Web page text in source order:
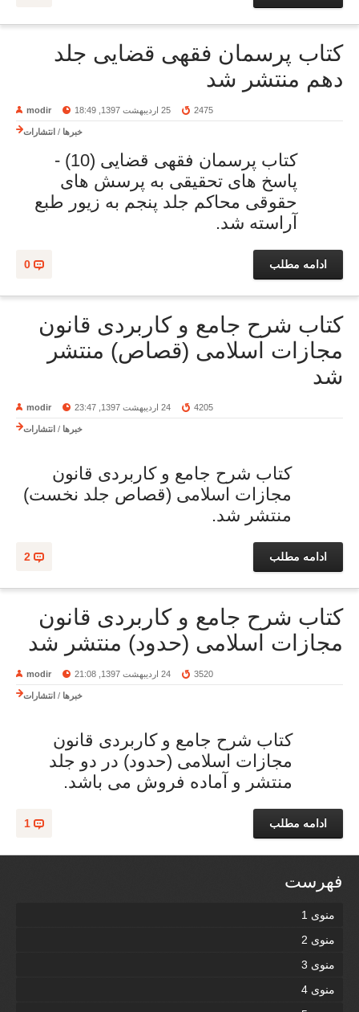
کتاب پرسمان فقهی قضایی جلد
دهم منتشر شد
modir 25 اردیبهشت 1397, 18:49 2475
خبرها / انتشارات
کتاب پرسمان فقهی قضایی (10) -
پاسخ های تحقیقی به پرسش های
حقوقی محاکم جلد پنجم به زیور طبع
آراسته شد.
0 ادامه مطلب
کتاب شرح جامع و کاربردی قانون
مجازات اسلامی (قصاص) منتشر
شد
modir 24 اردیبهشت 1397, 23:47 4205
خبرها / انتشارات
کتاب شرح جامع و کاربردی قانون
مجازات اسلامی (قصاص جلد نخست)
منتشر شد.
2 ادامه مطلب
کتاب شرح جامع و کاربردی قانون
مجازات اسلامی (حدود) منتشر شد
modir 24 اردیبهشت 1397, 21:08 3520
خبرها / انتشارات
کتاب شرح جامع و کاربردی قانون
مجازات اسلامی (حدود) در دو جلد
منتشر و آماده فروش می باشد.
1 ادامه مطلب
فهرست
منوی 1
منوی 2
منوی 3
منوی 4